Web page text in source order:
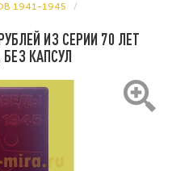
1941-1945
ИЗ СЕРИИ 70 ЛЕТ
КАПСУЛ